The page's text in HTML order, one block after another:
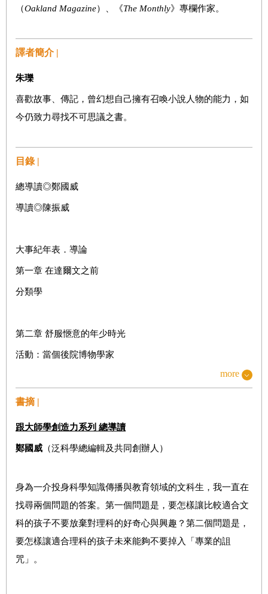
（Oakland Magazine）、《The Monthly》專欄作家。
譯者簡介 |
朱瓅
喜歡故事、傳記，曾幻想自己擁有召喚小說人物的能力，如
今仍致力尋找不可思議之書。
目錄 |
總導讀◎鄭國威
導讀◎陳振威
大事紀年表．導論
第一章 在達爾文之前
分類學
第二章 舒服愜意的年少時光
活動：當個後院博物學家
活動：做個士魯斯柏立薄餅吧
活動：尋找植物寶藏
活動：學習打繩結
活動：南美洲料理時間
活動：寫一篇旅行日誌吧！
more
書摘 |
跟大師學創造力系列 總導讀
鄭國威 （泛科學總編輯及共同創辦人）
身為一介投身科學知識傳播與教育領域的文科生，我一直在
找尋兩個問題的答案。第一個問題是，要怎樣讓比較適合文
科的孩子不要放棄對理科的好奇心與興趣？第二個問題是，
要怎樣讓適合理科的孩子未來能夠不要掉入「專業的詛
咒」。